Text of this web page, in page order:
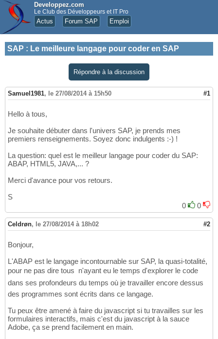
Developpez.com
Le Club des Développeurs et IT Pro
Actus Forum SAP Emploi
SAP : Le meilleure langage pour coder en SAP
Répondre à la discussion
Samuel1981, le 27/08/2014 à 15h50 #1
Hello à tous,
Je souhaite débuter dans l'univers SAP, je prends mes
premiers renseignements. Soyez donc indulgents :-) !
La question: quel est le meilleur langage pour coder du SAP:
ABAP, HTML5, JAVA,... ?
Merci d'avance pour vos retours.
S
0
0
Celdrøn, le 27/08/2014 à 18h02 #2
Bonjour,
L'ABAP est le langage incontournable sur SAP, la quasi-totalité,
pour ne pas dire tous  n'ayant eu le temps d'explorer le code
dans ses profondeurs du temps où je travailler encore dessus 
des programmes sont écrits dans ce langage.
Tu peux être amené à faire du javascript si tu travailles sur les
formulaires interactifs, mais c'est du javascript à la sauce
Adobe, ça se prend facilement en main.